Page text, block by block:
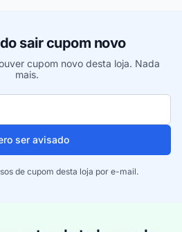
sair cupom novo
cupom novo desta loja. Nada
mais.
ser avisado
de cupom desta loja por e-mail.